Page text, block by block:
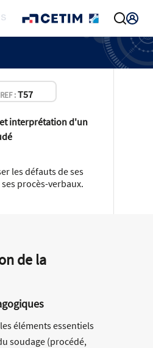
REF :T57
interprétation d'un
les défauts de ses
procès-verbaux.
de la
éléments essentiels
soudage (procédé,